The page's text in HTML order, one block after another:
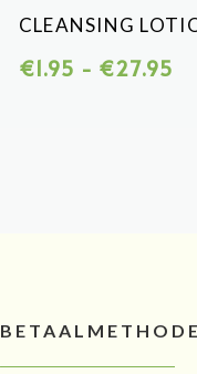
CLEANSING
€1.95 - €27.95